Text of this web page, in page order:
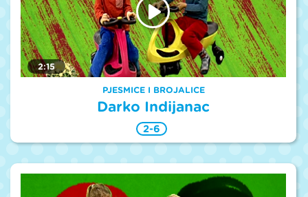
2:15
PJESMICE I BROJALICE
Darko Indijanac
2-6